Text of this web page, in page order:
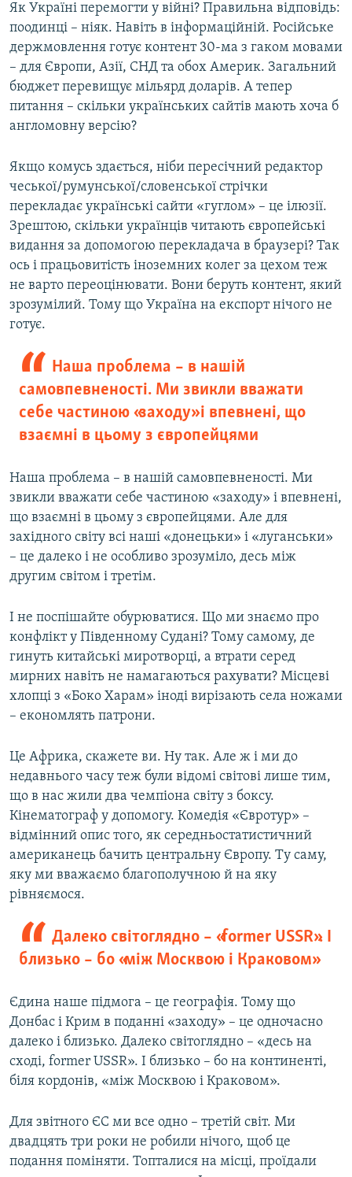
Як Україні перемогти у війні? Правильна відповідь:
поодинці – ніяк. Навіть в інформаційній. Російське
держмовлення готує контент 30-ма з гаком мовами
– для Європи, Азії, СНД та обох Америк. Загальний
бюджет перевищує мільярд доларів. А тепер
питання – скільки українських сайтів мають хоча б
англомовну версію?
Якщо комусь здається, ніби пересічний редактор
чеської/румунської/словенської стрічки
перекладає українські сайти «гуглом» – це ілюзії.
Зрештою, скільки українців читають європейські
видання за допомогою перекладача в браузері? Так
ось і працьовитість іноземних колег за цехом теж
не варто переоцінювати. Вони беруть контент, який
зрозумілий. Тому що Україна на експорт нічого не
готує.
Наша проблема – в нашій
самовпевненості. Ми звикли вважати
себе частиною «заходу» і впевнені, що
взаємні в цьому з європейцями
Наша проблема – в нашій самовпевненості. Ми
звикли вважати себе частиною «заходу» і впевнені,
що взаємні в цьому з європейцями. Але для
західного світу всі наші «донецьки» і «луганськи»
– це далеко і не особливо зрозуміло, десь між
другим світом і третім.
І не поспішайте обурюватися. Що ми знаємо про
конфлікт у Південному Судані? Тому самому, де
гинуть китайські миротворці, а втрати серед
мирних навіть не намагаються рахувати? Місцеві
хлопці з «Боко Харам» іноді вирізають села ножами
– економлять патрони.
Це Африка, скажете ви. Ну так. Але ж і ми до
недавнього часу теж були відомі світові лише тим,
що в нас жили два чемпіона світу з боксу.
Кінематограф у допомогу. Комедія «Євротур» –
відмінний опис того, як середньостатистичний
американець бачить центральну Європу. Ту саму,
яку ми вважаємо благополучною й на яку
рівняємося.
Далеко світоглядно – «former USSR». І
близько – бо «між Москвою і Краковом»
Єдина наше підмога – це географія. Тому що
Донбас і Крим в поданні «заходу» – це одночасно
далеко і близько. Далеко світоглядно – «десь на
сході, former USSR». І близько – бо на континенті,
біля кордонів, «між Москвою і Краковом».
Для звітного ЄС ми все одно – третій світ. Ми
двадцять три роки не робили нічого, щоб це
подання поміняти. Топталися на місці, проїдали